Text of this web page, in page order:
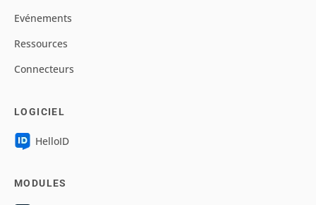
Evénements
Ressources
Connecteurs
LOGICIEL
HelloID
MODULES